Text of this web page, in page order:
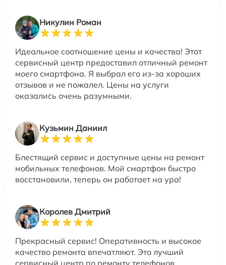
Никулин Роман
Идеальное соотношение цены и качества! Этот
сервисный центр предоставил отличный ремонт
моего смартфона. Я выбрал его из-за хороших
отзывов и не пожалел. Цены на услуги
оказались очень разумными.
Кузьмин Даниил
Блестящий сервис и доступные цены на ремонт
мобильных телефонов. Мой смартфон быстро
восстановили, теперь он работает на ура!
Королев Дмитрий
Прекрасный сервис! Оперативность и высокое
качество ремонта впечатляют. Это лучший